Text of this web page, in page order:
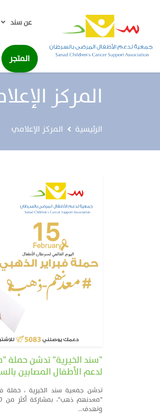
عن سند
المتجر
المركز
الرئيسية المركز الإعلامي
"سند الخيرية" تدشن
لدعم الأطفال المصابين
تدشن جمعية سند الخيرية ، حملة
وتهدف...